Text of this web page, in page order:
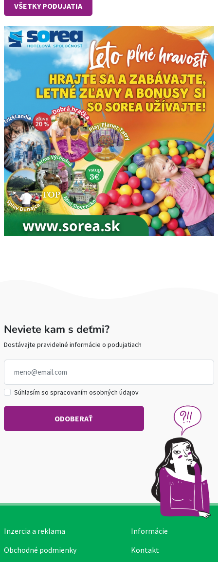
VŠETKY PODUJATIA
Neviete kam s deťmi?
Dostávajte pravidelné informácie o podujatiach
Súhlasím so spracovaním osobných údajov
Inzercia a reklama
Obchodné podmienky
Informácie
Kontakt